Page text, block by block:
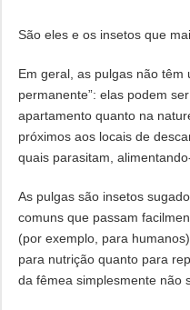
São eles e os insetos que
Em geral, as pulgas não têm
permanente”: elas podem
apartamento quanto na
próximos aos locais de
quais parasitam,
As pulgas são insetos
comuns que passam
(por exemplo, para
para nutrição quanto para
da fêmea simplesmente não